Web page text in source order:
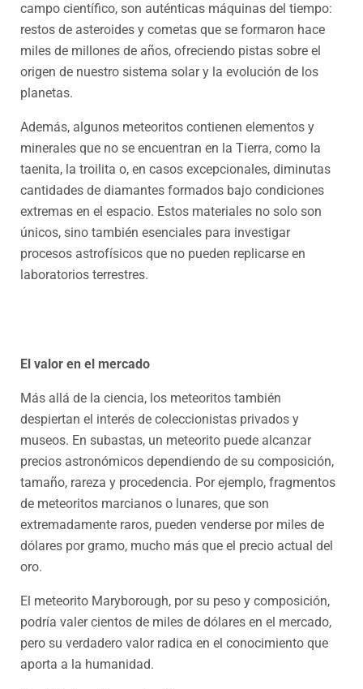
campo científico, son auténticas máquinas del tiempo:
restos de asteroides y cometas que se formaron hace
miles de millones de años, ofreciendo pistas sobre el
origen de nuestro sistema solar y la evolución de los
planetas.
Además, algunos meteoritos contienen elementos y
minerales que no se encuentran en la Tierra, como la
taenita, la troilita o, en casos excepcionales, diminutas
cantidades de diamantes formados bajo condiciones
extremas en el espacio. Estos materiales no solo son
únicos, sino también esenciales para investigar
procesos astrofísicos que no pueden replicarse en
laboratorios terrestres.
El valor en el mercado
Más allá de la ciencia, los meteoritos también
despiertan el interés de coleccionistas privados y
museos. En subastas, un meteorito puede alcanzar
precios astronómicos dependiendo de su composición,
tamaño, rareza y procedencia. Por ejemplo, fragmentos
de meteoritos marcianos o lunares, que son
extremadamente raros, pueden venderse por miles de
dólares por gramo, mucho más que el precio actual del
oro.
El meteorito Maryborough, por su peso y composición,
podría valer cientos de miles de dólares en el mercado,
pero su verdadero valor radica en el conocimiento que
aporta a la humanidad.